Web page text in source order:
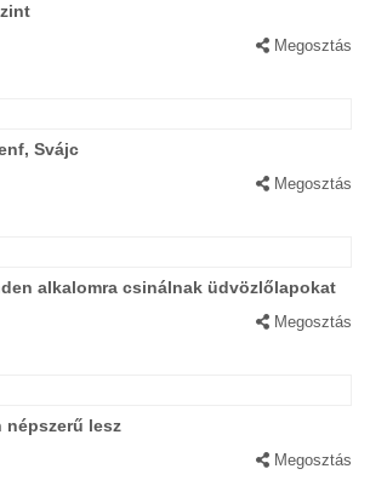
Megosztás
Svájc
Megosztás
alkalomra csinálnak üdvözlőlapokat
Megosztás
népszerű lesz
Megosztás